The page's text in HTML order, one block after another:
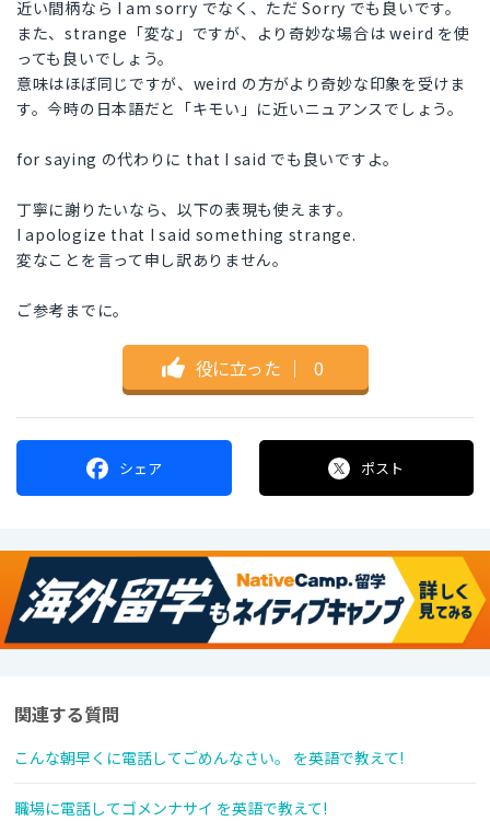
近い間柄なら I am sorry でなく、ただ Sorry でも良いです。
また、strange「変な」ですが、より奇妙な場合は weird を使
っても良いでしょう。
意味はほぼ同じですが、weird の方がより奇妙な印象を受けま
す。今時の日本語だと「キモい」に近いニュアンスでしょう。
for saying の代わりに that I said でも良いですよ。
丁寧に謝りたいなら、以下の表現も使えます。
I apologize that I said something strange.
変なことを言って申し訳ありません。
ご参考までに。
役に立った ｜ 0
シェア ポスト
関連する質問
こんな朝早くに電話してごめんなさい。 を英語で教えて!
職場に電話してゴメンナサイ を英語で教えて!